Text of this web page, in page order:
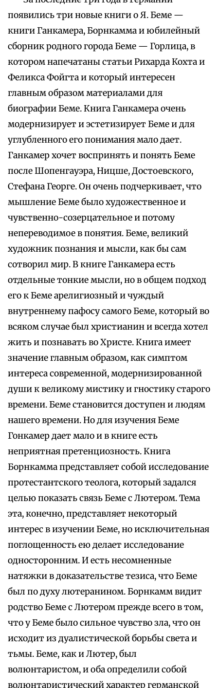
появились три новые книги о Я. Беме —
книги Ганкамера, Борнкамма и юбилейный
сборник родного города Беме — Горлица, в
котором напечатаны статьи Рихарда Кохта и
Феликса Фойгта и который интересен
главным образом материалами для
биографии Беме. Книга Ганкамера очень
модернизирует и эстетизирует Беме и для
углубленного его понимания мало дает.
Ганкамер хочет воспринять и понять Беме
после Шопенгауэра, Ницше, Достоевского,
Стефана Георге. Он очень подчеркивает, что
мышление Беме было художественное и
чувственно-созерцательное и потому
непереводимое в понятия. Беме, великий
художник познания и мысли, как бы сам
сотворил мир. В книге Ганкамера есть
отдельные тонкие мысли, но в общем подход
его к Беме арелигиозный и чуждый
внутреннему пафосу самого Беме, который во
всяком случае был христианин и всегда хотел
жить и познавать во Христе. Книга имеет
значение главным образом, как симптом
интереса современной, модернизированной
души к великому мистику и гностику старого
времени. Беме становится доступен и людям
нашего времени. Но для изучения Беме
Гонкамер дает мало и в книге есть
неприятная претенциозность. Книга
Борнкамма представляет собой исследование
протестантского теолога, который задался
целью показать связь Беме с Лютером. Тема
эта, конечно, представляет некоторый
интерес в изучении Беме, но исключительная
поглощенность ею делает исследование
односторонним. И есть несомненные
натяжки в доказательстве тезиса, что Беме
был по духу лютеранином. Борнкамм видит
родство Беме с Лютером прежде всего в том,
что у Беме было сильное чувство зла, что он
исходит из дуалистической борьбы света и
тьмы. Беме, как и Лютер, был
волюнтаристом, и оба определили собой
волюнтаристический характер германской